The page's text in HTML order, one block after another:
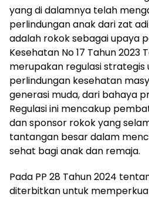
yang di dalamnya telah
perlindungan anak dari zat
adalah rokok sebagai upaya
Kesehatan No 17 Tahun 2023
merupakan regulasi
perlindungan kesehatan
generasi muda, dari bahaya
Regulasi ini mencakup
dan sponsor rokok yang
tantangan besar dalam
sehat bagi anak dan remaja.
Pada PP 28 Tahun 2024
diterbitkan untuk